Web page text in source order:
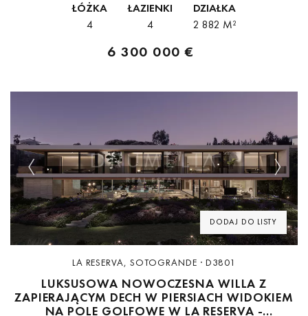
jednym z najwyższych szczytów Sotogrande, uosabia prostotę,
podkreślając jednocześnie...
ŁÓŻKA
4
ŁAZIENKI
4
DZIAŁKA
2 882 M²
6 300 000 €
DODAJ DO LISTY
Previous Next
LA RESERVA, SOTOGRANDE · D3801
LUKSUSOWA NOWOCZESNA WILLA Z
ZAPIERAJĄCYM DECH W PIERSIACH WIDOKIEM
NA POLE GOLFOWE W LA RESERVA -